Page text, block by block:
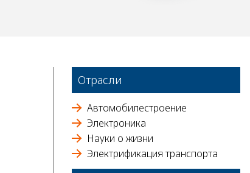
Отрасли
Автомобилестроение
Электроника
Науки о жизни
Электрификация транспорта